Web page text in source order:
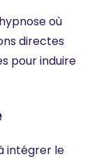
où
directes
pour induire
intégrer le